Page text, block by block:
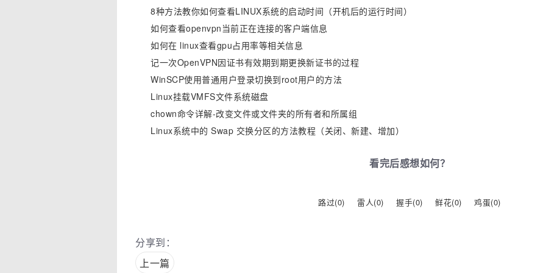
8种方法教你如何查看LINUX系统的启动时间（开机后的运行时间）
如何查看openvpn当前正在连接的客户端信息
如何在 linux查看gpu占用率等相关信息
记一次OpenVPN因证书有效期到期更换新证书的过程
WinSCP使用普通用户登录切换到root用户的方法
Linux挂载VMFS文件系统磁盘
chown命令详解-改变文件或文件夹的所有者和所属组
Linux系统中的 Swap 交换分区的方法教程（关闭、新建、增加）
看完后感想如何？
路过(0) 雷人(0) 握手(0) 鲜花(0) 鸡蛋(0)
分享到：
上一篇